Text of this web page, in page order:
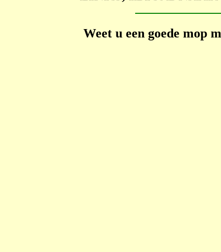
Weet u een goede mop